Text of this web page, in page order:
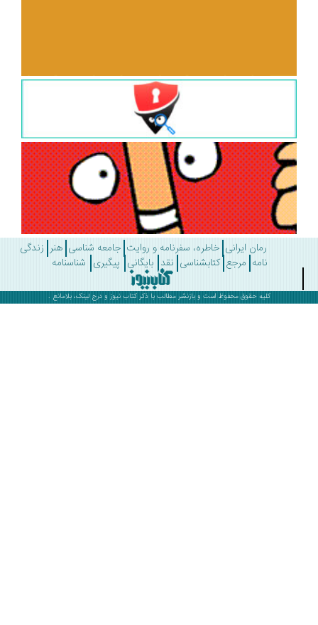
رمان ایرانی خاطره، سفرنامه و روایت جامعه شناسی هنر زندگی
مرجع کتابشناسی نقد بایگانی پیگیری شناسنامه
کلیه حقوق محفوظ است و بازنشر مطالب با ذکرکتاب نیوزو درج لینک، بلامانع .